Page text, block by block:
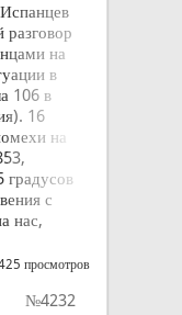
разговор
на
в
106 в
16
на
градусов
с
нас,
просмотров
№4232